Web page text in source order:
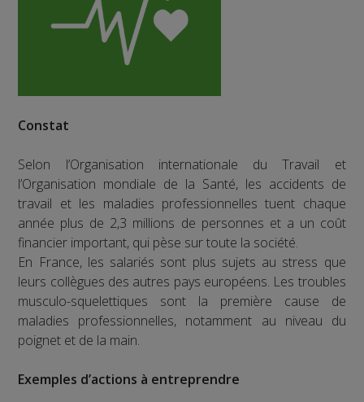
Constat
Selon l’Organisation internationale du Travail et
l’Organisation mondiale de la Santé, les accidents de
travail et les maladies professionnelles tuent chaque
année plus de 2,3 millions de personnes et a un coût
financier important, qui pèse sur toute la société.
En France, les salariés sont plus sujets au stress que
leurs collègues des autres pays européens. Les troubles
musculo-squelettiques sont la première cause de
maladies professionnelles, notamment au niveau du
poignet et de la main.
Exemples d’actions à entreprendre